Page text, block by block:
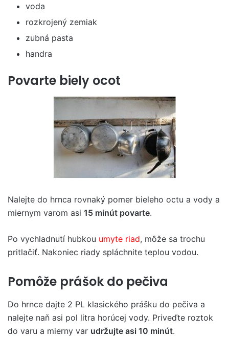
voda
rozkrojený zemiak
zubná pasta
handra
Povarte biely ocot
Nalejte do hrnca rovnaký pomer bieleho octu a vody a
miernym varom asi 15 minút povarte.
Po vychladnutí hubkou umyte riad, môže sa trochu
pritlačiť. Nakoniec riady spláchnite teplou vodou.
Pomôže prášok do pečiva
Do hrnce dajte 2 PL klasického prášku do pečiva a
nalejte naň asi pol litra horúcej vody. Priveďte roztok
do varu a mierny var udržujte asi 10 minút.